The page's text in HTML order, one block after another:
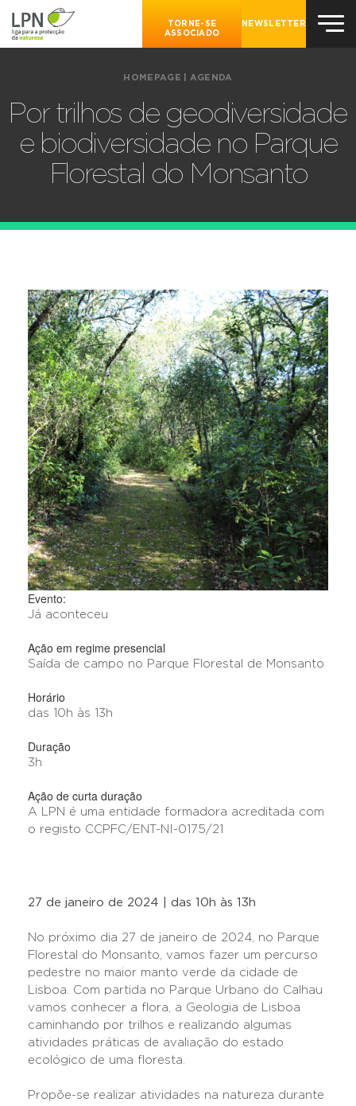
TORNE-SE
ASSOCIADO
NEWSLETTER
HOMEPAGE AGENDA
Por trilhos de geodiversidade
e biodiversidade no Parque
Florestal do Monsanto
Evento:
Já aconteceu
Ação em regime presencial
Saída de campo no Parque Florestal de Monsanto
Horário
das 10h às 13h
Duração
3h
Ação de curta duração
A LPN é uma entidade formadora acreditada com
o registo CCPFC/ENT-NI-0175/21
27 de janeiro de 2024 | das 10h às 13h
No próximo dia 27 de janeiro de 2024, no Parque
Florestal do Monsanto, vamos fazer um percurso
pedestre no maior manto verde da cidade de
Lisboa. Com partida no Parque Urbano do Calhau
vamos conhecer a flora, a Geologia de Lisboa
caminhando por trilhos e realizando algumas
atividades práticas de avaliação do estado
ecológico de uma floresta.
Propõe-se realizar atividades na natureza durante